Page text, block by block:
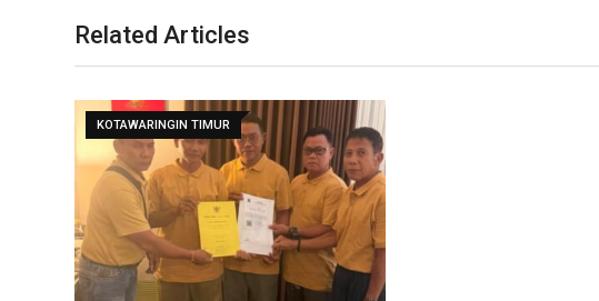
Related Articles
KOTAWARINGIN TIMUR